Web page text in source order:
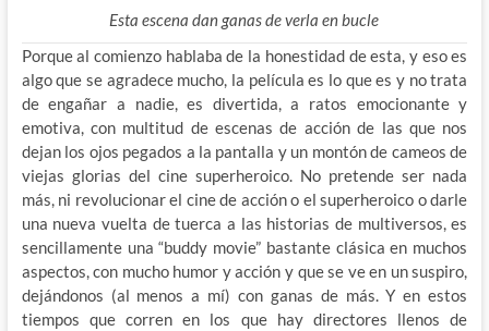
Esta escena dan ganas de verla en bucle
Porque al comienzo hablaba de la honestidad de esta, y eso es
algo que se agradece mucho, la película es lo que es y no trata
de engañar a nadie, es divertida, a ratos emocionante y
emotiva, con multitud de escenas de acción de las que nos
dejan los ojos pegados a la pantalla y un montón de cameos de
viejas glorias del cine superheroico. No pretende ser nada
más, ni revolucionar el cine de acción o el superheroico o darle
una nueva vuelta de tuerca a las historias de multiversos, es
sencillamente una “buddy movie” bastante clásica en muchos
aspectos, con mucho humor y acción y que se ve en un suspiro,
dejándonos (al menos a mí) con ganas de más. Y en estos
tiempos que corren en los que hay directores llenos de